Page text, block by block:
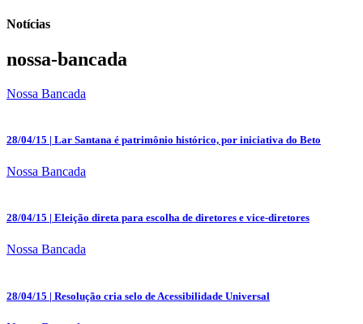
Notícias
nossa-bancada
Nossa Bancada
28/04/15 | Lar Santana é patrimônio histórico, por iniciativa do Beto
Nossa Bancada
28/04/15 | Eleição direta para escolha de diretores e vice-diretores
Nossa Bancada
28/04/15 | Resolução cria selo de Acessibilidade Universal